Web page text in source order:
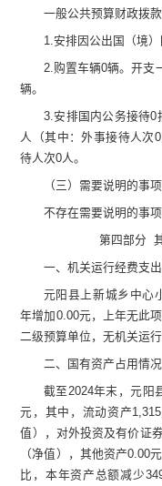
一般公共预算财政拨款
1.安排因公出国（境）
2.购置车辆0辆。开支
辆。
3.安排国内公务接待0
人（其中：外事接待人次0
待人次0人。
（三）需要说明的事项
不存在需要说明的事项
第四部分
一、 机关运行经费支
元阳县上新城乡中心
年增加0.00元， 上年无此
二级预算单位，无机关运行
二、
国有资产占用情况
截至2024年末，元阳
元，其中，流动资产
值），对外投资及有价证
（净值），其他资产0.00
比，本年资产总额减少